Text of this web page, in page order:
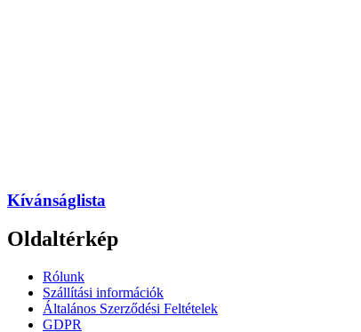
Kívánságlista
Oldaltérkép
Rólunk
Szállítási információk
Általános Szerződési Feltételek
GDPR